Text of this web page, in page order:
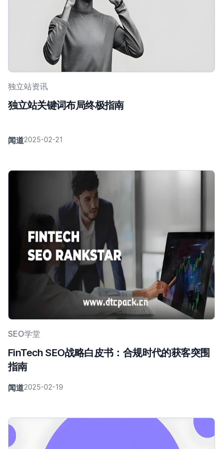
独立站资讯
独立站关键词布局终极指南
闻道2025-02-21
SEO学堂
FinTech SEO战略白皮书：合规时代的获客突围
指南
闻道2025-02-19